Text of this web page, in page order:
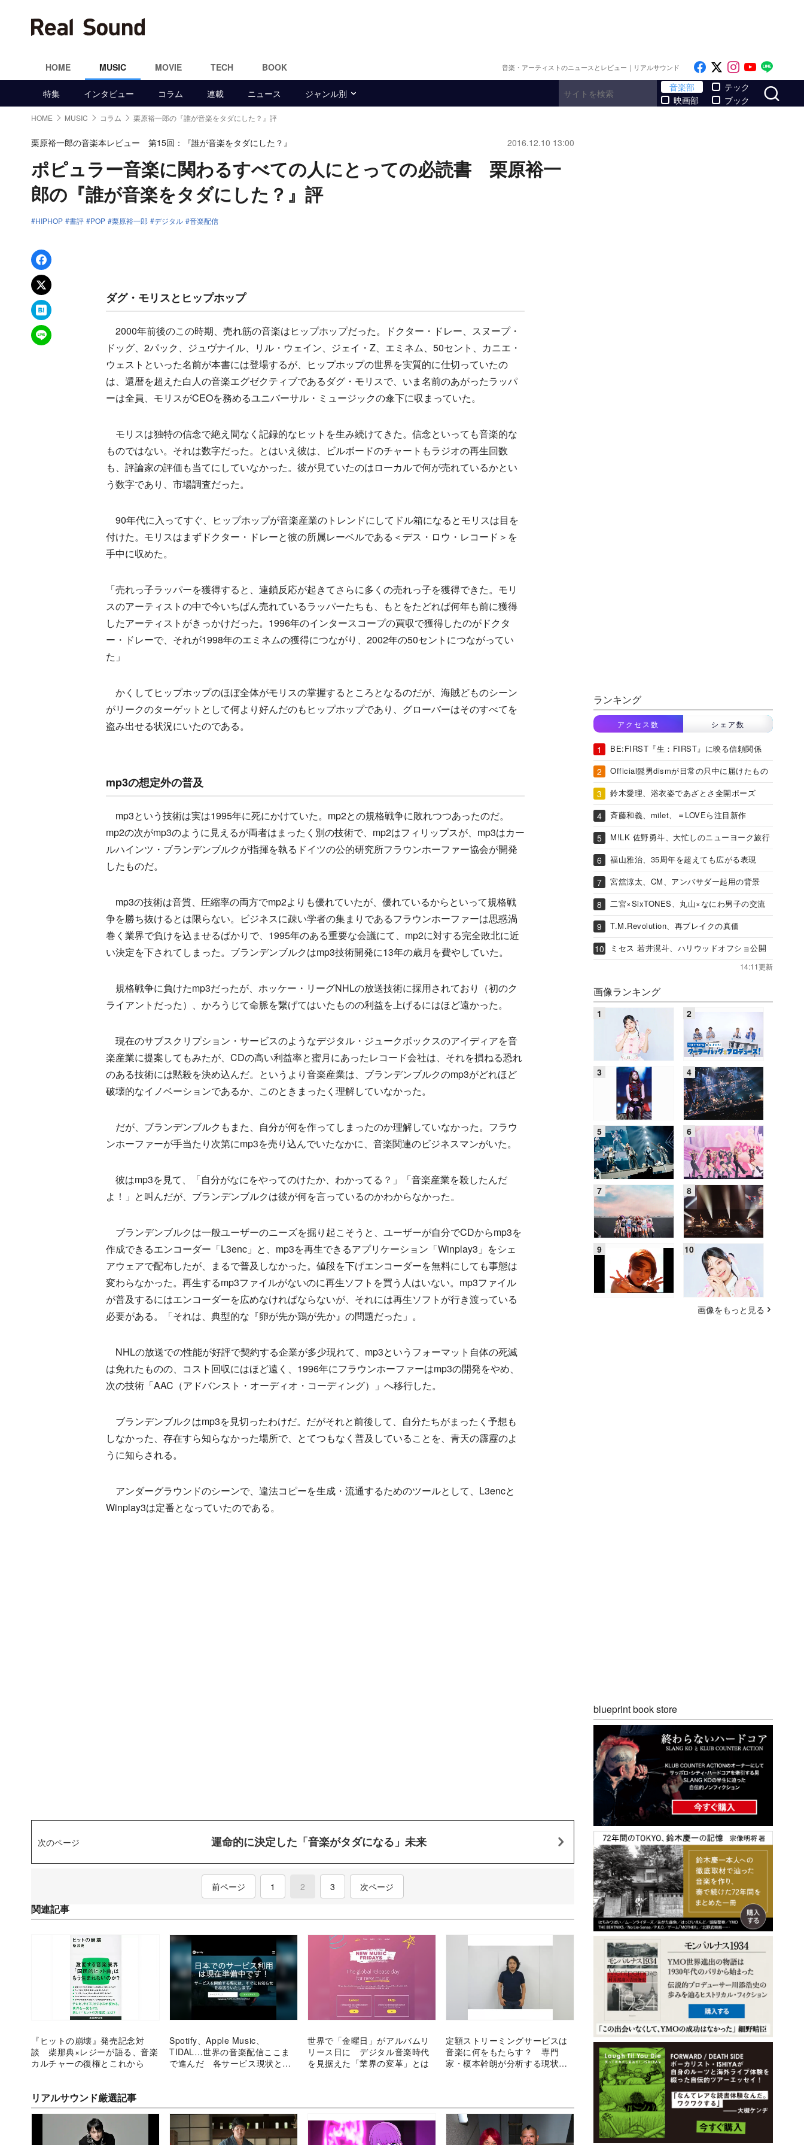
HOME MUSIC MOVIE TECH BOOK 音楽・アーティストのニュースとレビュー｜リアルサウンド Like on Facebook
Follow on x
Follow on
Follow
特集 インタビュー コラム 連載 ニュース ジャンル別
音楽部
映画部
テック
ブック
HOME MUSIC コラム 栗原裕一郎の『誰が音楽をタダにした？』評
栗原裕一郎の音楽本レビュー 第15回：『誰が音楽をタダにした？』 2016.12.10 13:00
ポピュラー音楽に関わるすべての人にとっての必読書 栗原裕一
郎の『誰が音楽をタダにした？』評
HIPHOP 書評 POP 栗原裕一郎 デジタル 音楽配信
Facebookでシェア
xでポスト
はてなブックマーク
LINEで送る
ダグ・モリスとヒップホップ
2000年前後のこの時期、売れ筋の音楽はヒップホップだった。ドクター・ドレー、スヌープ・
ドッグ、2パック、ジュヴナイル、リル・ウェイン、ジェイ・Z、エミネム、50セント、カニエ・
ウェストといった名前が本書には登場するが、ヒップホップの世界を実質的に仕切っていたの
は、還暦を超えた白人の音楽エグゼクティブであるダグ・モリスで、いま名前のあがったラッパ
ーは全員、モリスがCEOを務めるユニバーサル・ミュージックの傘下に収まっていた。
モリスは独特の信念で絶え間なく記録的なヒットを生み続けてきた。信念といっても音楽的な
ものではない。それは数字だった。とはいえ彼は、ビルボードのチャートもラジオの再生回数
も、評論家の評価も当てにしていなかった。彼が見ていたのはローカルで何が売れているかとい
う数字であり、市場調査だった。
90年代に入ってすぐ、ヒップホップが音楽産業のトレンドにしてドル箱になるとモリスは目を
付けた。モリスはまずドクター・ドレーと彼の所属レーベルである＜デス・ロウ・レコード＞を
手中に収めた。
「売れっ子ラッパーを獲得すると、連鎖反応が起きてさらに多くの売れっ子を獲得できた。モリ
スのアーティストの中で今いちばん売れているラッパーたちも、もとをたどれば何年も前に獲得
したアーティストがきっかけだった。1996年のインタースコープの買収で獲得したのがドクタ
ー・ドレーで、それが1998年のエミネムの獲得につながり、2002年の50セントにつながってい
た」
かくしてヒップホップのほぼ全体がモリスの掌握するところとなるのだが、海賊どものシーン
がリークのターゲットとして何より好んだのもヒップホップであり、グローバーはそのすべてを
盗み出せる状況にいたのである。
mp3の想定外の普及
mp3という技術は実は1995年に死にかけていた。mp2との規格戦争に敗れつつあったのだ。
mp2の次がmp3のように見えるが両者はまったく別の技術で、mp2はフィリップスが、mp3はカー
ルハインツ・ブランデンブルクが指揮を執るドイツの公的研究所フラウンホーファー協会が開発
したものだ。
mp3の技術は音質、圧縮率の両方でmp2よりも優れていたが、優れているからといって規格戦
争を勝ち抜けるとは限らない。ビジネスに疎い学者の集まりであるフラウンホーファーは思惑渦
巻く業界で負けを込ませるばかりで、1995年のある重要な会議にて、mp2に対する完全敗北に近
い決定を下されてしまった。ブランデンブルクはmp3技術開発に13年の歳月を費やしていた。
規格戦争に負けたmp3だったが、ホッケー・リーグNHLの放送技術に採用されており（初のク
ライアントだった）、かろうじて命脈を繋げてはいたものの利益を上げるにはほど遠かった。
現在のサブスクリプション・サービスのようなデジタル・ジュークボックスのアイディアを音
楽産業に提案してもみたが、CDの高い利益率と蜜月にあったレコード会社は、それを損ねる恐れ
のある技術には黙殺を決め込んだ。というより音楽産業は、ブランデンブルクのmp3がどれほど
破壊的なイノベーションであるか、このときまったく理解していなかった。
だが、ブランデンブルクもまた、自分が何を作ってしまったのか理解していなかった。フラウ
ンホーファーが手当たり次第にmp3を売り込んでいたなかに、音楽関連のビジネスマンがいた。
彼はmp3を見て、「自分がなにをやってのけたか、わかってる？」「音楽産業を殺したんだ
よ！」と叫んだが、ブランデンブルクは彼が何を言っているのかわからなかった。
ブランデンブルクは一般ユーザーのニーズを掘り起こそうと、ユーザーが自分でCDからmp3を
作成できるエンコーダー「L3enc」と、mp3を再生できるアプリケーション「Winplay3」をシェ
アウェアで配布したが、まるで普及しなかった。値段を下げエンコーダーを無料にしても事態は
変わらなかった。再生するmp3ファイルがないのに再生ソフトを買う人はいない。mp3ファイル
が普及するにはエンコーダーを広めなければならないが、それには再生ソフトが行き渡っている
必要がある。「それは、典型的な『卵が先か鶏が先か』の問題だった」。
NHLの放送での性能が好評で契約する企業が多少現れて、mp3というフォーマット自体の死滅
は免れたものの、コスト回収にはほど遠く、1996年にフラウンホーファーはmp3の開発をやめ、
次の技術「AAC（アドバンスト・オーディオ・コーディング）」へ移行した。
ブランデンブルクはmp3を見切ったわけだ。だがそれと前後して、自分たちがまったく予想も
しなかった、存在すら知らなかった場所で、とてつもなく普及していることを、青天の霹靂のよ
うに知らされる。
アンダーグラウンドのシーンで、違法コピーを生成・流通するためのツールとして、L3encと
Winplay3は定番となっていたのである。
次のページ 運命的に決定した「音楽がタダになる」未来
前ページ 1 2 (current)
3 次ページ
関連記事
『ヒットの崩壊』発売記念対
談 柴那典×レジーが語る、音楽
カルチャーの復権とこれから
Spotify、Apple Music、
TIDAL…世界の音楽配信ここま
で進んだ 各サービス現状と日
世界で「金曜日」がアルバムリ
リース日に デジタル音楽時代
を見据えた「業界の変革」とは
定額ストリーミングサービスは
音楽に何をもたらす？ 専門
家・榎本幹朗が分析する現状と
リアルサウンド厳選記事
ランキング
アクセス数 シェア数
BE:FIRST『生：FIRST』に映る信頼関係
Official髭男dismが日常の只中に届けたもの
鈴木愛理、浴衣姿であざとさ全開ポーズ
斉藤和義、milet、＝LOVEら注目新作
M!LK 佐野勇斗、大忙しのニューヨーク旅行
福山雅治、35周年を超えても広がる表現
宮舘涼太、CM、アンバサダー起用の背景
二宮×SixTONES、丸山×なにわ男子の交流
T.M.Revolution、再ブレイクの真価
ミセス 若井滉斗、ハリウッドオフショ公開
14:11更新
画像ランキング
画像をもっと見る
blueprint book store